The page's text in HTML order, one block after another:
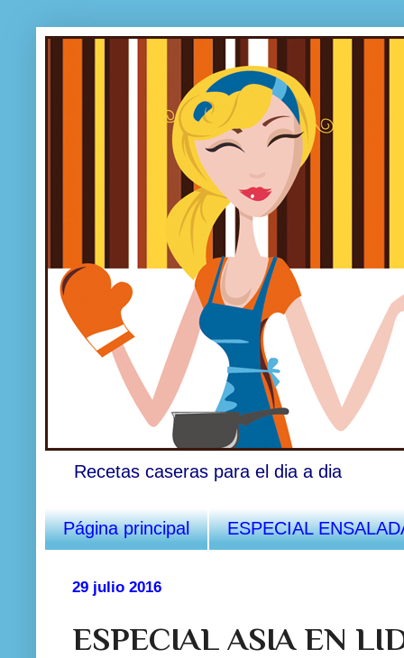
Recetas caseras para el dia a dia
Página principal ESPECIAL
29 julio 2016
ESPECIAL ASIA EN